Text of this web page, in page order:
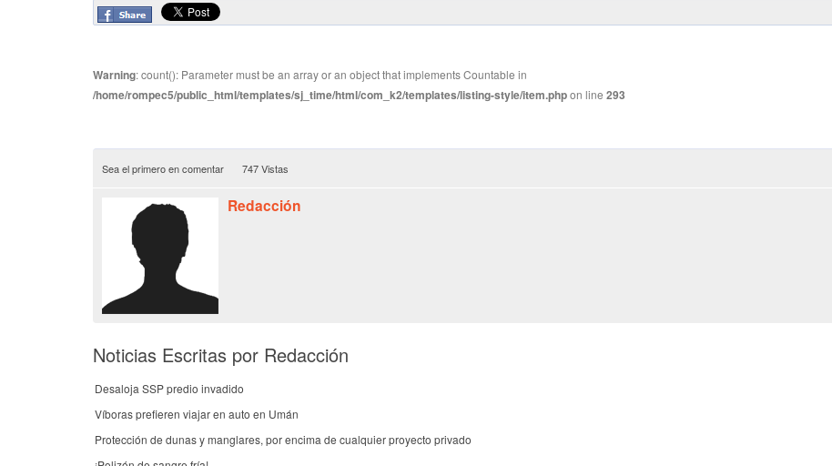
Warning: count(): Parameter must be an array or an object that implements Countable in
/home/rompec5/public_html/templates/sj_time/html/com_k2/templates/listing-style/item.phpon line 293
Sea el primero en comentar 747 Vistas
Redacción
Noticias Escritas por Redacción
Desaloja SSP predio invadido
Víboras prefieren viajar en auto en Umán
Protección de dunas y manglares, por encima de cualquier proyecto privado